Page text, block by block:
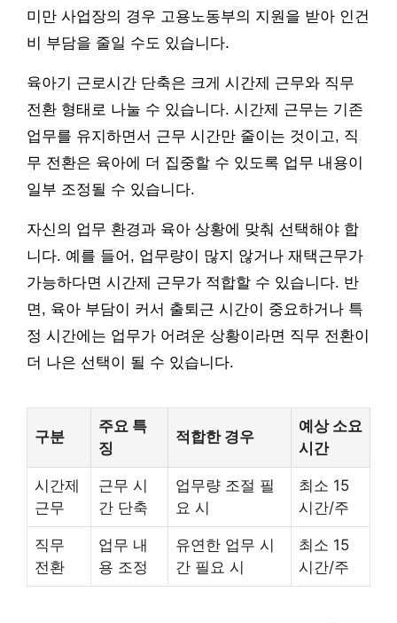
미만 사업장의 경우 고용노동부의 지원을 받아 인건
비 부담을 줄일 수도 있습니다.
육아기 근로시간 단축은 크게 시간제 근무와 직무
전환 형태로 나눌 수 있습니다. 시간제 근무는 기존
업무를 유지하면서 근무 시간만 줄이는 것이고, 직
무 전환은 육아에 더 집중할 수 있도록 업무 내용이
일부 조정될 수 있습니다.
자신의 업무 환경과 육아 상황에 맞춰 선택해야 합
니다. 예를 들어, 업무량이 많지 않거나 재택근무가
가능하다면 시간제 근무가 적합할 수 있습니다. 반
면, 육아 부담이 커서 출퇴근 시간이 중요하거나 특
정 시간에는 업무가 어려운 상황이라면 직무 전환이
더 나은 선택이 될 수 있습니다.
구분
주요 특
징
적합한 경우
예상 소요
시간
시간제
근무
근무 시
간 단축
업무량 조절 필
요 시
최소 15
시간/주
직무
전환
업무 내
용 조정
유연한 업무 시
간 필요 시
최소 15
시간/주